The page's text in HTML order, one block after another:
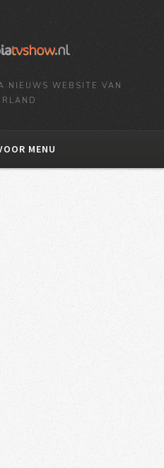
NIEUWS WEBSITE VAN
MENU